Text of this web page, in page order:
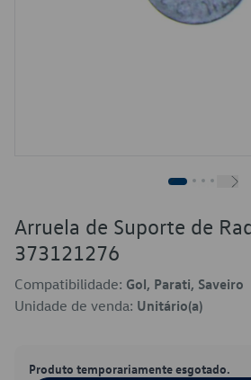
Arruela de Suporte de
373121276
Compatibilidade: Gol, Parati, Saveiro
Unidade de venda: Unitário(a)
Produto temporariamente esgotado.